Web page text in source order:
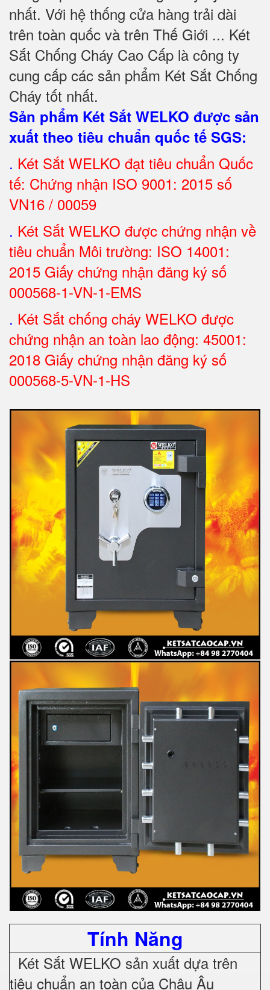
nhất. Với hệ thống cửa hàng trải dài
trên toàn quốc và trên Thế Giới ... Két
Sắt Chống Cháy Cao Cấp là công ty
cung cấp các sản phẩm Két Sắt Chống
Cháy tốt nhất.
Sản phẩm Két Sắt WELKO được sản
xuất theo tiêu chuẩn quốc tế SGS:
. Két Sắt WELKO đạt tiêu chuẩn Quốc
tế: Chứng nhận ISO 9001: 2015 số
VN16 / 00059
. Két Sắt WELKO được chứng nhận về
tiêu chuẩn Môi trường: ISO 14001:
2015 Giấy chứng nhận đăng ký số
000568-1-VN-1-EMS
. Két Sắt chống cháy WELKO được
chứng nhận an toàn lao động: 45001:
2018 Giấy chứng nhận đăng ký số
000568-5-VN-1-HS
Tính Năng
Két Sắt WELKO sản xuất dựa trên
tiêu chuẩn an toàn của Châu Âu